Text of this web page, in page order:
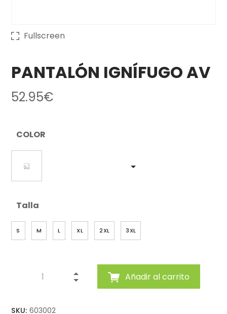
Fullscreen
PANTALÓN IGNÍFUGO AV
52.95€
COLOR
Talla
S M L XL 2XL 3XL
Añadir al carrito
SKU:603002